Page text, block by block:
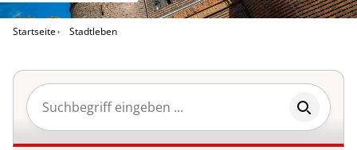
Startseite Stadtleben
Suchbegriff eingeben